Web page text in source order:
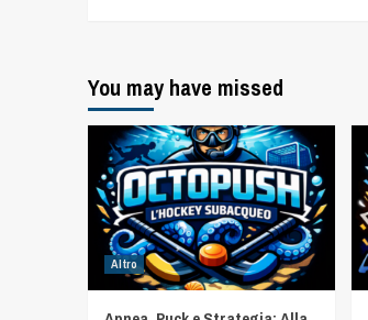
You may have missed
Altro